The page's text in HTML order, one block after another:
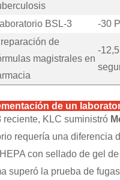
BSL-3 -30
de
magistrales en
-
de un
reciente, KLC suministró
requería una diferencia
con sellado de gel
superó la prueba de